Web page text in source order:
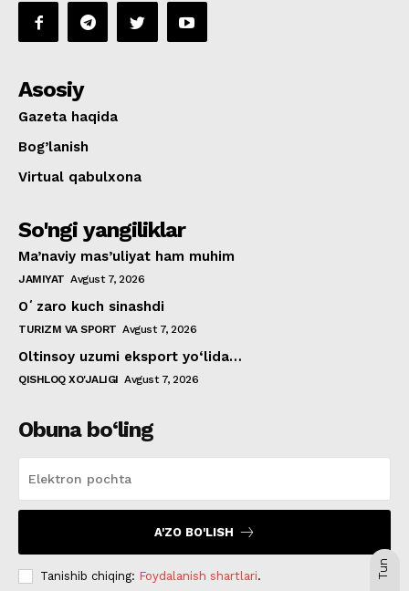
Asosiy
Gazeta haqida
Bog’lanish
Virtual qabulxona
So'ngi yangiliklar
Ma’naviy mas’uliyat ham muhim
JAMIYAT Avgust 7, 2026
Oʻzaro kuch sinashdi
TURIZM VA SPORT Avgust 7, 2026
Oltinsoy uzumi eksport yo‘lida…
QISHLOQ XO'JALIGI Avgust 7, 2026
Obuna bo‘ling
A'ZO BO'LISH
Tanishib chiqing: Foydalanish shartlari. Tun